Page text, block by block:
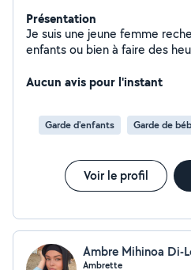
Présentation
Je suis une jeune femme
enfants ou bien à faire des
Aucun avis pour l'instant
Garde d'enfants Garde de
Voir le profil
Ambre Mihinoa Di-
Ambrette